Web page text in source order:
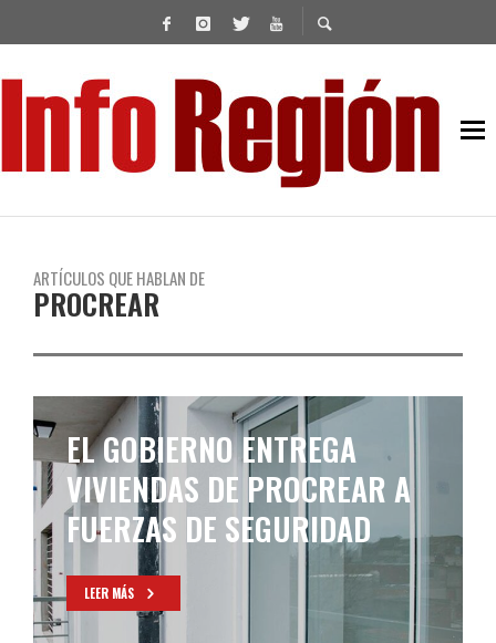
ARTÍCULOS QUE HABLAN DE
PROCREAR
EL GOBIERNO ENTREGA
VIVIENDAS DE PROCREAR A
FUERZAS DE SEGURIDAD
LEER MÁS